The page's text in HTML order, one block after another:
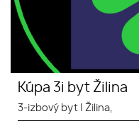
Kúpa 3i byt Žilina
3-izbový byt Žilina,